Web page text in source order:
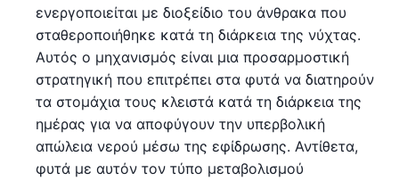
ενεργοποιείται με διοξείδιο του άνθρακα που
σταθεροποιήθηκε κατά τη διάρκεια της νύχτας.
Αυτός ο μηχανισμός είναι μια προσαρμοστική
στρατηγική που επιτρέπει στα φυτά να διατηρούν
τα στομάχια τους κλειστά κατά τη διάρκεια της
ημέρας για να αποφύγουν την υπερβολική
απώλεια νερού μέσω της εφίδρωσης. Αντίθετα,
φυτά με αυτόν τον τύπο μεταβολισμού